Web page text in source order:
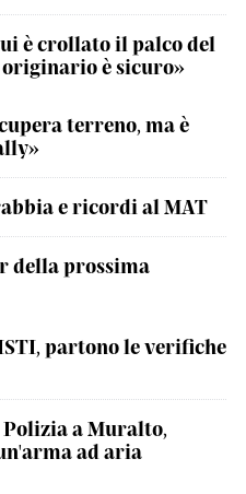
è crollato il palco del
originario è sicuro»
terreno, ma è
e ricordi al MAT
della prossima
partono le verifiche
a Muralto,
ad aria